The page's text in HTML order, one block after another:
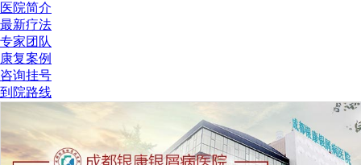
医院简介
最新疗法
专家团队
康复案例
咨询挂号
到院路线